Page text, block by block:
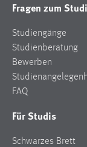
Fragen zum
Studiengänge
Studienberatung
Bewerben
FAQ
Für Studis
Schwarzes Brett
Marketing
Sie tun
hinweg
Google Ads
Name:
_gcl_au